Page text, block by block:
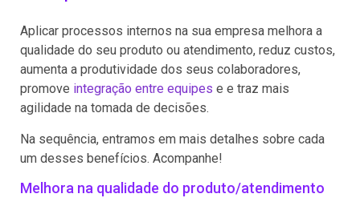
Aplicar processos internos na sua empresa melhora a
qualidade do seu produto ou atendimento, reduz custos,
aumenta a produtividade dos seus colaboradores,
promove integração entre equipes e e traz mais
agilidade na tomada de decisões.
Na sequência, entramos em mais detalhes sobre cada
um desses benefícios. Acompanhe!
Melhora na qualidade do produto/atendimento